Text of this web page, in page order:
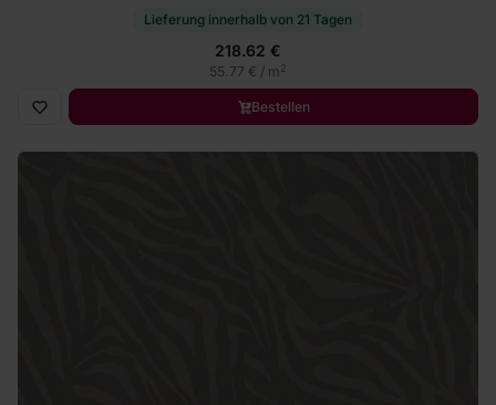
Lieferung innerhalb von 21 Tagen
218.62 €
55.77 € / m2
Bestellen